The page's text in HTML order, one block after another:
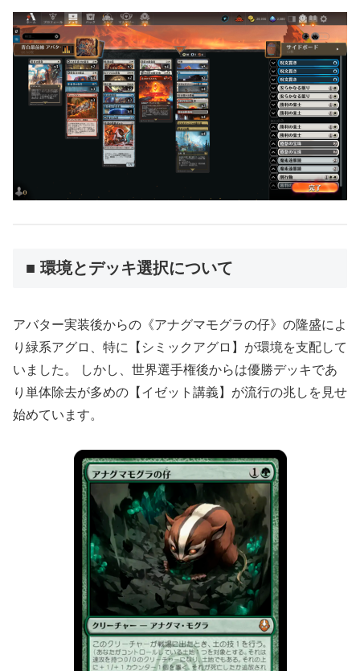
■ 環境とデッキ選択について
アバター実装後からの《アナグマモグラの仔》の隆盛によ
り緑系アグロ、特に【シミックアグロ】が環境を支配して
いました。 しかし、世界選手権後からは優勝デッキであ
り単体除去が多めの【イゼット講義】が流行の兆しを見せ
始めています。